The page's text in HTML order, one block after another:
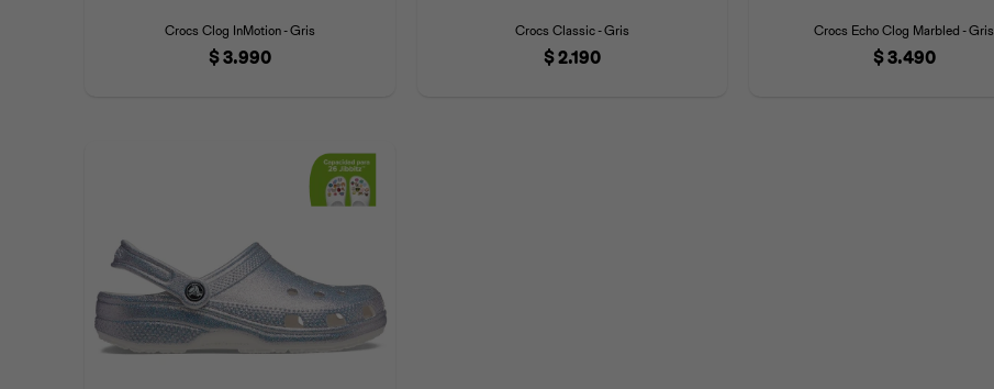
Crocs Clog InMotion - Gris
$3.990
Crocs Classic - Gris
$2.190
Crocs Echo Clog Marbled - Gris
$3.490